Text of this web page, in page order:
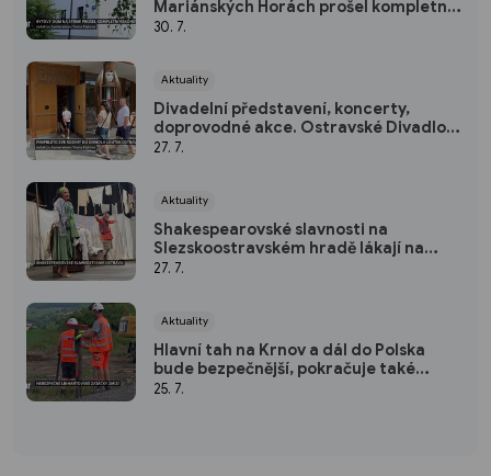
Mariánských Horách prošel kompletní
rekonstrukcí
30. 7.
Aktuality
Divadelní představení, koncerty,
doprovodné akce. Ostravské Divadlo
loutek patří Pimprlétu
27. 7.
Aktuality
Shakespearovské slavnosti na
Slezskoostravském hradě lákají na
hvězdné obsazení i letní atmosféru
27. 7.
Aktuality
Hlavní tah na Krnov a dál do Polska
bude bezpečnější, pokračuje také
stavba jižního obchvatu Opavy
25. 7.